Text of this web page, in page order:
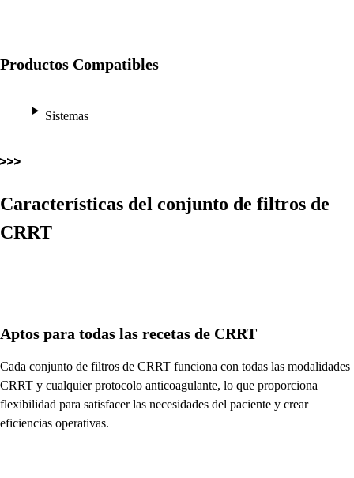
Productos Compatibles
Sistemas
Características del conjunto de filtros de
CRRT
Aptos para todas las recetas de CRRT
Cada conjunto de filtros de CRRT funciona con todas las modalidades
CRRT y cualquier protocolo anticoagulante, lo que proporciona
flexibilidad para satisfacer las necesidades del paciente y crear
eficiencias operativas.